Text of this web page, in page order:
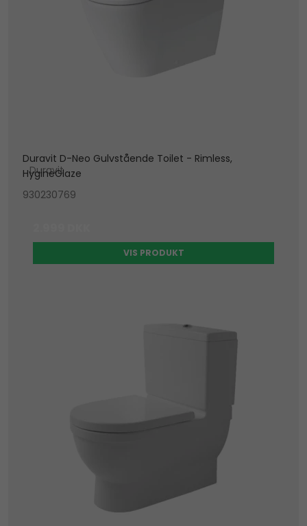
Duravit D-Neo Gulvstående Toilet - Rimless,
HygineGlaze
Duravit
930230769
VIS PRODUKT